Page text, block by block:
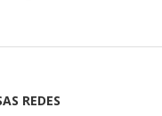
REDES